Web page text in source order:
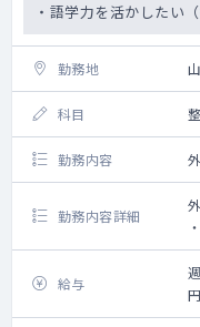
・語学力を活かしたい
勤務地
科目
勤務内容
勤務内容詳細
給与
※